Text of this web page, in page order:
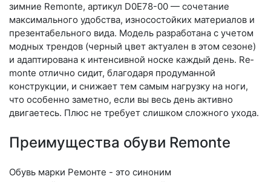
зимние Remonte, артикул D0E78-00 — сочетание
максимального удобства, износостойких материалов и
презентабельного вида. Модель разработана с учетом
модных трендов (чер­ный цвет актуален в этом сезоне)
и адаптирована к интенсивной носке каждый день. Re­
mon­te отлично сидит, благодаря продуманной
конструкции, и снижает тем самым нагрузку на ноги,
что особенно заметно, если вы весь день активно
двигаетесь. Плюс не требует слишком сложного ухода.
Преимущества обуви Remonte
Обувь марки Ремонте - это синоним